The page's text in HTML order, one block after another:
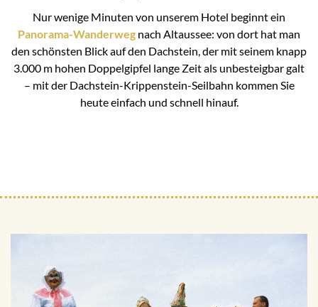
Nur wenige Minuten von unserem Hotel beginnt ein
Panorama-Wanderweg nach Altaussee: von dort hat man
den schönsten Blick auf den Dachstein, der mit seinem knapp
3.000 m hohen Doppelgipfel lange Zeit als unbesteigbar galt
– mit der Dachstein-Krippenstein-Seilbahn kommen Sie
heute einfach und schnell hinauf.